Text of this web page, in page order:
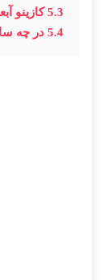
5.3 کازینو
5.4 در چه